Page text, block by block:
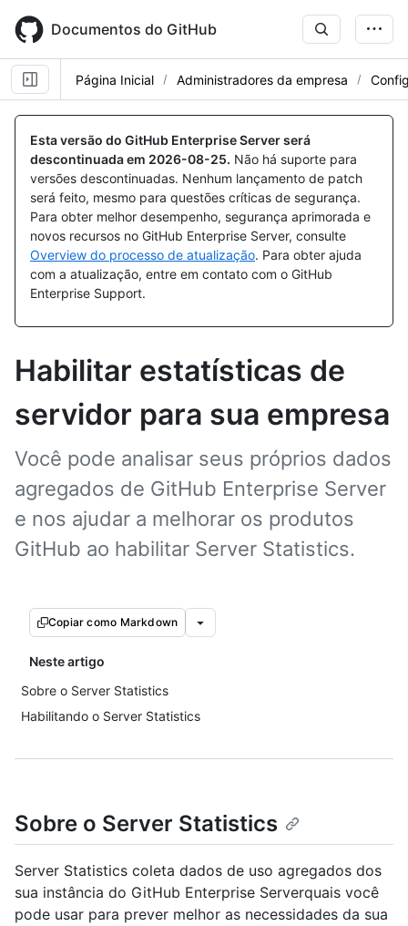
main
content
Documentos do GitHub
Página Inicial Administradores da empresa
Esta versão do GitHub Enterprise Server será
descontinuada em 2026-08-25. Não há suporte para
versões descontinuadas. Nenhum lançamento de patch
será feito, mesmo para questões críticas de segurança.
Para obter melhor desempenho, segurança aprimorada e
novos recursos no GitHub Enterprise Server, consulte
Overview do processo de atualização. Para obter ajuda
com a atualização, entre em contato com o GitHub
Enterprise Support.
Habilitar estatísticas de
servidor para sua empresa
Você pode analisar seus próprios dados
agregados de GitHub Enterprise Server
e nos ajudar a melhorar os produtos
GitHub ao habilitar Server Statistics.
Copiar como Markdown
Neste artigo
Sobre o Server Statistics
Habilitando o Server Statistics
Sobre o Server Statistics
Server Statistics coleta dados de uso agregados dos
sua instância do GitHub Enterprise Serverquais você
pode usar para prever melhor as necessidades da sua